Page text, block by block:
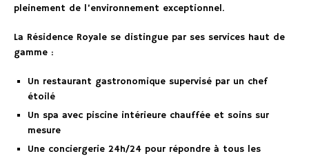
pleinement de l’environnement exceptionnel.
La Résidence Royale se distingue par ses services haut de
gamme :
Un restaurant gastronomique supervisé par un chef
étoilé
Un spa avec piscine intérieure chauffée et soins sur
mesure
Une conciergerie 24h/24 pour répondre à tous les